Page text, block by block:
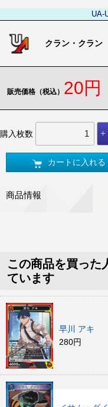
UA-
クラン・クラン
販売価格（税込） 20円
購入枚数
カートに入れる
商品情報
この商品を買った
ています
早川 アキ
280円